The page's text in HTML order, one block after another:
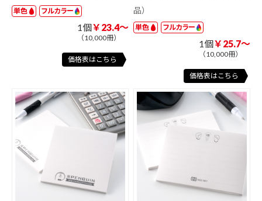
単色 フルカラー
1個￥23.4～
（10,000冊）
価格表はこちら
品）
単色 フルカラー
1個￥25.7～
（10,000冊）
価格表はこちら